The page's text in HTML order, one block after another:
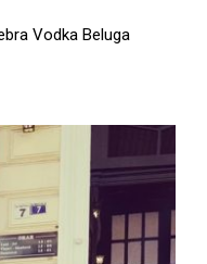
Vodka Beluga